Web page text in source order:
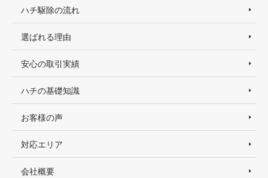
ハチ駆除の流れ
選ばれる理由
安心の取引実績
ハチの基礎知識
お客様の声
対応エリア
会社概要